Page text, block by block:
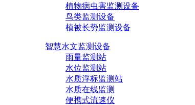
植物病虫害监测设备
鸟类监测设备
植被长势监测设备
智慧水文监测设备
雨量监测站
水位监测站
水质浮标监测站
水质在线监测
便携式流速仪